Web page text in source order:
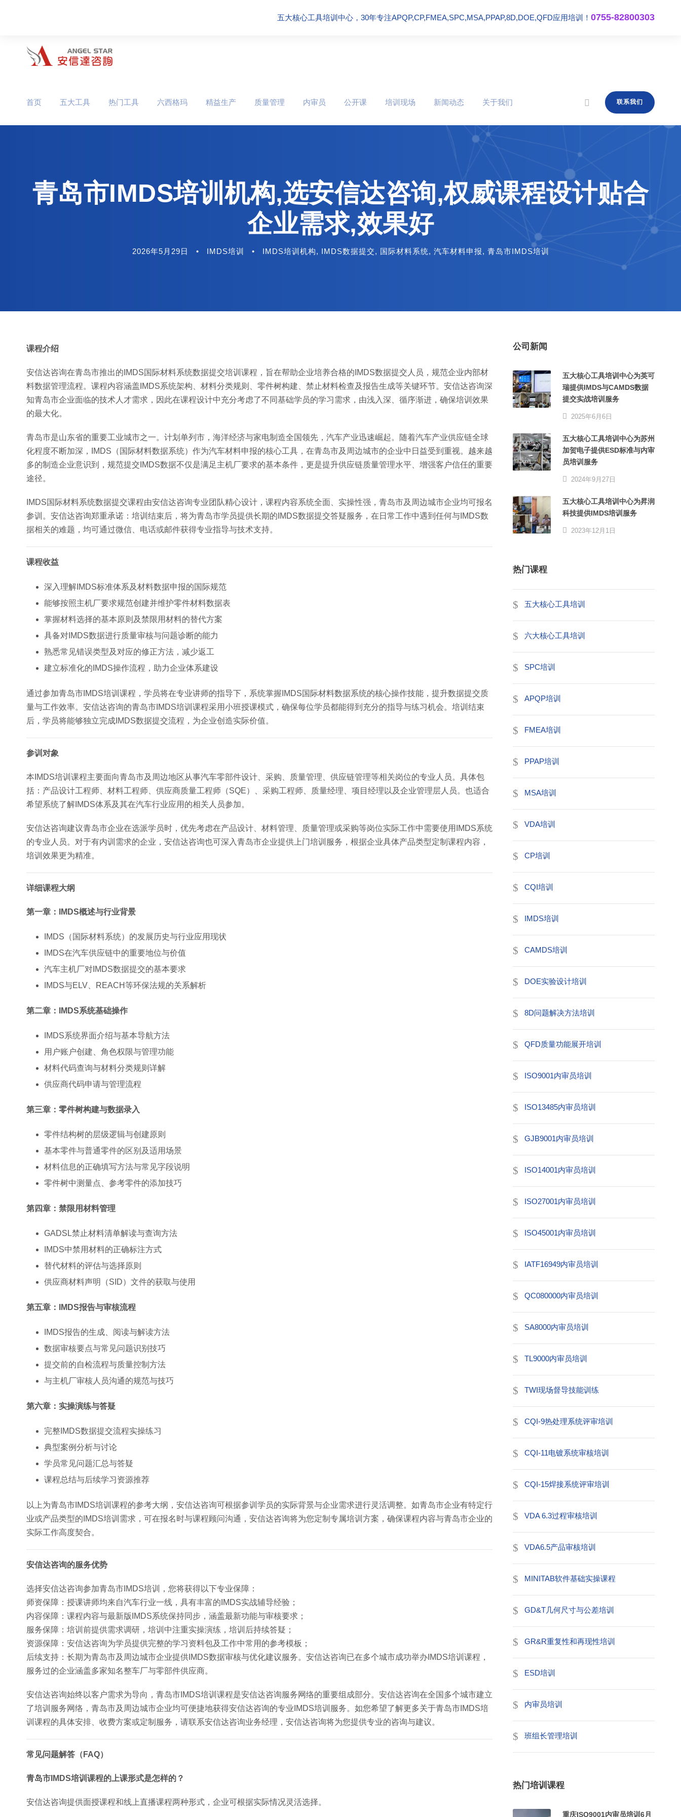
五大核心工具培训中心，30年专注APQP,CP,FMEA,SPC,MSA,PPAP,8D,DOE,QFD应用培训！ 0755-82800303
首页 五大工具 热门工具 六西格玛 精益生产 质量管理 内审员 公开课 培训现场 新闻动态 关于我们 联系我们
青岛市IMDS培训机构,选安信达咨询,权威课程设计贴合
企业需求,效果好
2026年5月29日 • IMDS培训 • IMDS培训机构, IMDS数据提交, 国际材料系统, 汽车材料申报, 青岛市IMDS培训
课程介绍
安信达咨询在青岛市推出的IMDS国际材料系统数据提交培训课程，旨在帮助企业培养合格的IMDS数据提交人员，规范企业内部材
料数据管理流程。课程内容涵盖IMDS系统架构、材料分类规则、零件树构建、禁止材料检查及报告生成等关键环节。安信达咨询深
知青岛市企业面临的技术人才需求，因此在课程设计中充分考虑了不同基础学员的学习需求，由浅入深、循序渐进，确保培训效果
的最大化。
青岛市是山东省的重要工业城市之一。计划单列市，海洋经济与家电制造全国领先，汽车产业迅速崛起。随着汽车产业供应链全球
化程度不断加深，IMDS（国际材料数据系统）作为汽车材料申报的核心工具，在青岛市及周边城市的企业中日益受到重视。越来越
多的制造企业意识到，规范提交IMDS数据不仅是满足主机厂要求的基本条件，更是提升供应链质量管理水平、增强客户信任的重要
途径。
IMDS国际材料系统数据提交课程由安信达咨询专业团队精心设计，课程内容系统全面、实操性强，青岛市及周边城市企业均可报名
参训。安信达咨询郑重承诺：培训结束后，将为青岛市学员提供长期的IMDS数据提交答疑服务，在日常工作中遇到任何与IMDS数
据相关的难题，均可通过微信、电话或邮件获得专业指导与技术支持。
课程收益
深入理解IMDS标准体系及材料数据申报的国际规范
能够按照主机厂要求规范创建并维护零件材料数据表
掌握材料选择的基本原则及禁限用材料的替代方案
具备对IMDS数据进行质量审核与问题诊断的能力
熟悉常见错误类型及对应的修正方法，减少返工
建立标准化的IMDS操作流程，助力企业体系建设
通过参加青岛市IMDS培训课程，学员将在专业讲师的指导下，系统掌握IMDS国际材料数据系统的核心操作技能，提升数据提交质
量与工作效率。安信达咨询的青岛市IMDS培训课程采用小班授课模式，确保每位学员都能得到充分的指导与练习机会。培训结束
后，学员将能够独立完成IMDS数据提交流程，为企业创造实际价值。
参训对象
本IMDS培训课程主要面向青岛市及周边地区从事汽车零部件设计、采购、质量管理、供应链管理等相关岗位的专业人员。具体包
括：产品设计工程师、材料工程师、供应商质量工程师（SQE）、采购工程师、质量经理、项目经理以及企业管理层人员。也适合
希望系统了解IMDS体系及其在汽车行业应用的相关人员参加。
安信达咨询建议青岛市企业在选派学员时，优先考虑在产品设计、材料管理、质量管理或采购等岗位实际工作中需要使用IMDS系统
的专业人员。对于有内训需求的企业，安信达咨询也可深入青岛市企业提供上门培训服务，根据企业具体产品类型定制课程内容，
培训效果更为精准。
详细课程大纲
第一章：IMDS概述与行业背景
IMDS（国际材料系统）的发展历史与行业应用现状
IMDS在汽车供应链中的重要地位与价值
汽车主机厂对IMDS数据提交的基本要求
IMDS与ELV、REACH等环保法规的关系解析
第二章：IMDS系统基础操作
IMDS系统界面介绍与基本导航方法
用户账户创建、角色权限与管理功能
材料代码查询与材料分类规则详解
供应商代码申请与管理流程
第三章：零件树构建与数据录入
零件结构树的层级逻辑与创建原则
基本零件与普通零件的区别及适用场景
材料信息的正确填写方法与常见字段说明
零件树中测量点、参考零件的添加技巧
第四章：禁限用材料管理
GADSL禁止材料清单解读与查询方法
IMDS中禁用材料的正确标注方式
替代材料的评估与选择原则
供应商材料声明（SID）文件的获取与使用
第五章：IMDS报告与审核流程
IMDS报告的生成、阅读与解读方法
数据审核要点与常见问题识别技巧
提交前的自检流程与质量控制方法
与主机厂审核人员沟通的规范与技巧
第六章：实操演练与答疑
完整IMDS数据提交流程实操练习
典型案例分析与讨论
学员常见问题汇总与答疑
课程总结与后续学习资源推荐
以上为青岛市IMDS培训课程的参考大纲，安信达咨询可根据参训学员的实际背景与企业需求进行灵活调整。如青岛市企业有特定行
业或产品类型的IMDS培训需求，可在报名时与课程顾问沟通，安信达咨询将为您定制专属培训方案，确保课程内容与青岛市企业的
实际工作高度契合。
安信达咨询的服务优势
选择安信达咨询参加青岛市IMDS培训，您将获得以下专业保障：
师资保障：授课讲师均来自汽车行业一线，具有丰富的IMDS实战辅导经验；
内容保障：课程内容与最新版IMDS系统保持同步，涵盖最新功能与审核要求；
服务保障：培训前提供需求调研，培训中注重实操演练，培训后持续答疑；
资源保障：安信达咨询为学员提供完整的学习资料包及工作中常用的参考模板；
后续支持：长期为青岛市及周边城市企业提供IMDS数据审核与优化建议服务。安信达咨询已在多个城市成功举办IMDS培训课程，
服务过的企业涵盖多家知名整车厂与零部件供应商。
安信达咨询始终以客户需求为导向，青岛市IMDS培训课程是安信达咨询服务网络的重要组成部分。安信达咨询在全国多个城市建立
了培训服务网络，青岛市及周边城市企业均可便捷地获得安信达咨询的专业IMDS培训服务。如您希望了解更多关于青岛市IMDS培
训课程的具体安排、收费方案或定制服务，请联系安信达咨询业务经理，安信达咨询将为您提供专业的咨询与建议。
常见问题解答（FAQ）
青岛市IMDS培训课程的上课形式是怎样的？
安信达咨询提供面授课程和线上直播课程两种形式，企业可根据实际情况灵活选择。
公司新闻
五大核心工具培训中心为英可
瑞提供IMDS与CAMDS数据
提交实战培训服务
2025年6月6日
五大核心工具培训中心为苏州
加贺电子提供ESD标准与内审
员培训服务
2024年9月27日
五大核心工具培训中心为昇润
科技提供IMDS培训服务
2023年12月1日
热门课程
五大核心工具培训
六大核心工具培训
SPC培训
APQP培训
FMEA培训
PPAP培训
MSA培训
VDA培训
CP培训
CQI培训
IMDS培训
CAMDS培训
DOE实验设计培训
8D问题解决方法培训
QFD质量功能展开培训
ISO9001内审员培训
ISO13485内审员培训
GJB9001内审员培训
ISO14001内审员培训
ISO27001内审员培训
ISO45001内审员培训
IATF16949内审员培训
QC080000内审员培训
SA8000内审员培训
TL9000内审员培训
TWI现场督导技能训练
CQI-9热处理系统评审培训
CQI-11电镀系统审核培训
CQI-15焊接系统评审培训
VDA 6.3过程审核培训
VDA6.5产品审核培训
MINITAB软件基础实操课程
GD&T几何尺寸与公差培训
GR&R重复性和再现性培训
ESD培训
内审员培训
班组长管理培训
热门培训课程
重庆ISO9001内审员培训6月